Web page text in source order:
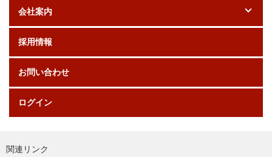
会社案内
採用情報
お問い合わせ
ログイン
関連リンク